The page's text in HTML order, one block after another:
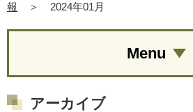
報
＞ 2024年01月
Menu
アーカイブ